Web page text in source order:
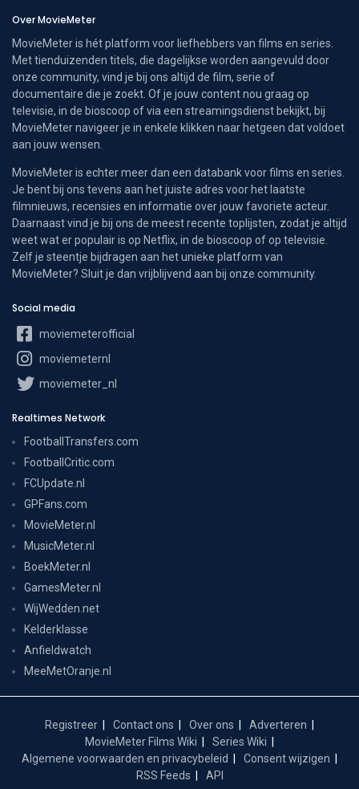
Over MovieMeter
MovieMeter is hét platform voor liefhebbers van films en series.
Met tienduizenden titels, die dagelijkse worden aangevuld door
onze community, vind je bij ons altijd de film, serie of
documentaire die je zoekt. Of je jouw content nou graag op
televisie, in de bioscoop of via een streamingsdienst bekijkt, bij
MovieMeter navigeer je in enkele klikken naar hetgeen dat voldoet
aan jouw wensen.
MovieMeter is echter meer dan een databank voor films en series.
Je bent bij ons tevens aan het juiste adres voor het laatste
filmnieuws, recensies en informatie over jouw favoriete acteur.
Daarnaast vind je bij ons de meest recente toplijsten, zodat je altijd
weet wat er populair is op Netflix, in de bioscoop of op televisie.
Zelf je steentje bijdragen aan het unieke platform van
MovieMeter? Sluit je dan vrijblijvend aan bij onze community.
Social media
moviemeterofficial
moviemeternl
moviemeter_nl
Realtimes Network
FootballTransfers.com
FootballCritic.com
FCUpdate.nl
GPFans.com
MovieMeter.nl
MusicMeter.nl
BoekMeter.nl
GamesMeter.nl
WijWedden.net
Kelderklasse
Anfieldwatch
MeeMetOranje.nl
Registreer Contact ons Over ons
Adverteren
MovieMeter Films Wiki
Series Wiki
Algemene voorwaarden en privacybeleid
Consent wijzigen
RSS Feeds
API